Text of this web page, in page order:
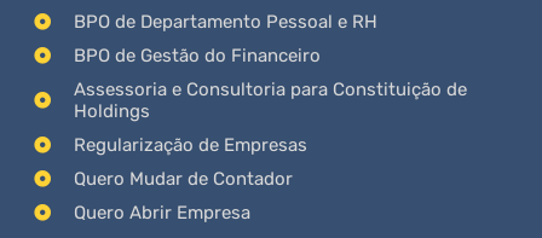
BPO de Departamento Pessoal e RH
BPO de Gestão do Financeiro
Assessoria e Consultoria para Constituição de
Holdings
Regularização de Empresas
Quero Mudar de Contador
Quero Abrir Empresa